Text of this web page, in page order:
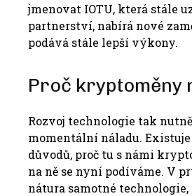
jmenovat IOTU, která stále
partnerství, nabírá nové
podává stále lepší výkony.
Proč kryptoměny
Rozvoj technologie tak
momentální náladu.
důvodů, proč tu s námi
na ně se nyní podíváme. V
nátura samotné